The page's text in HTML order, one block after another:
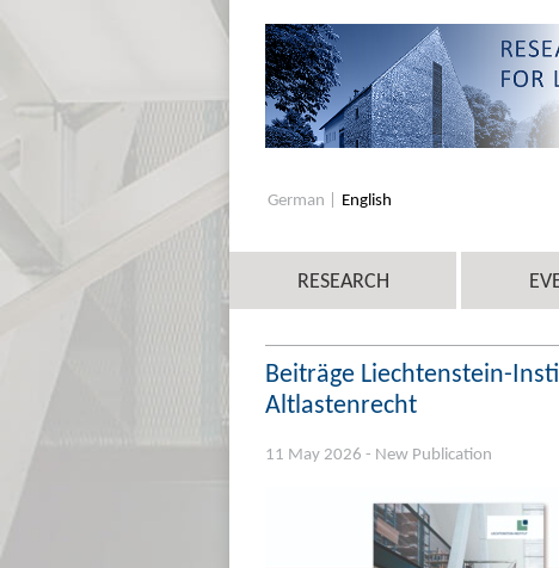
German English
RESEARCH
Beiträge Liechtenstein-
Altlastenrecht
11 May 2026 - New Publication